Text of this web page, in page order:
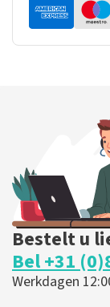
Bestelt u
Bel +31
Werkdagen